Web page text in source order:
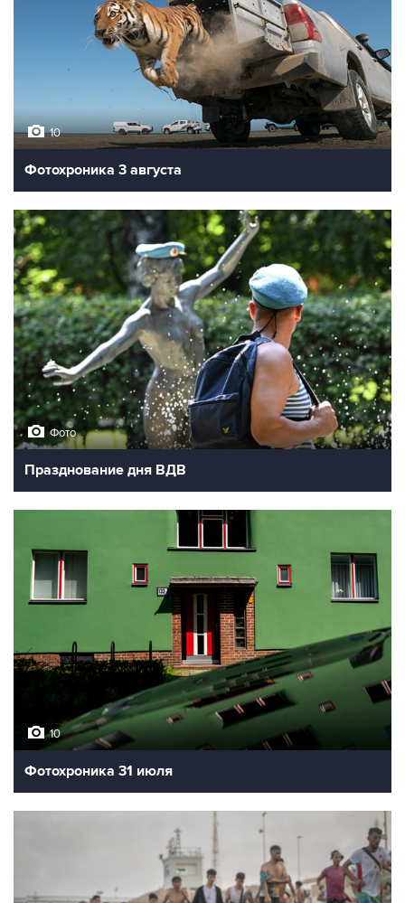
10
Фотохроника 3 августа
Фото
Празднование дня ВДВ
10
Фотохроника 31 июля